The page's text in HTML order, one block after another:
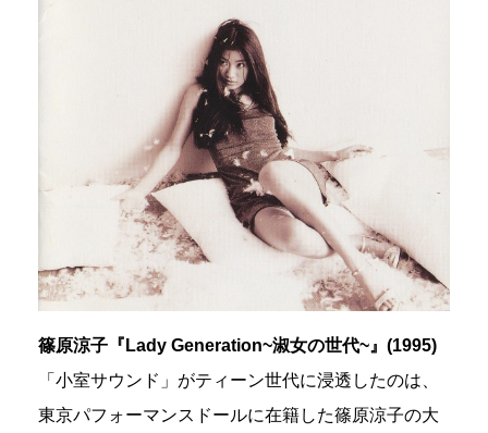
篠原涼子『Lady Generation~淑女の世代~』(1995)
「小室サウンド」がティーン世代に浸透したのは、
東京パフォーマンスドールに在籍した篠原涼子の大